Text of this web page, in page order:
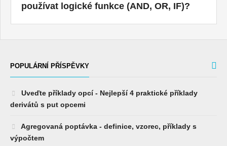
používat logické funkce (AND, OR, IF)?
POPULÁRNÍ PŘÍSPĚVKY
Uveďte příklady opcí - Nejlepší 4 praktické příklady
derivátů s put opcemi
Agregovaná poptávka - definice, vzorec, příklady s
výpočtem